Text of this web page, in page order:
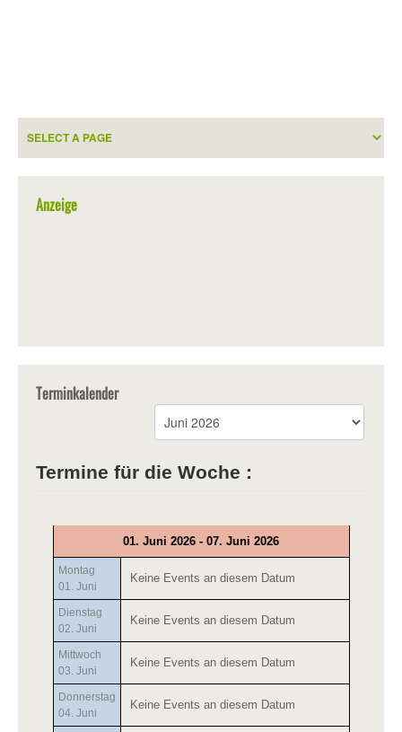
Anzeige
Terminkalender
Termine für die Woche :
01. Juni 2026 - 07. Juni 2026
Montag
01. Juni
Keine Events an diesem Datum
Dienstag
02. Juni
Keine Events an diesem Datum
Mittwoch
03. Juni
Keine Events an diesem Datum
Donnerstag
04. Juni
Keine Events an diesem Datum